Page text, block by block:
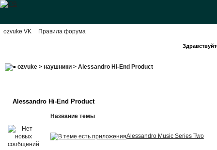
ozvuke VK Правила форума
ozvuke> наушники> Alessandro Hi-End Product
Alessandro Hi-End Product
Название темы
Alessandro Music Series Two